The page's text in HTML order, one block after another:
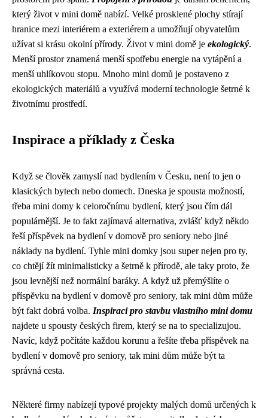
který život v mini domě nabízí. Velké prosklené plochy stírají
hranice mezi interiérem a exteriérem a umožňují obyvatelům
užívat si krásu okolní přírody. Život v mini domě je ekologický.
Menší prostor znamená menší spotřebu energie na vytápění a
menší uhlíkovou stopu. Mnoho mini domů je postaveno z
ekologických materiálů a využívá moderní technologie šetrné k
životnímu prostředí.
Inspirace a příklady z Česka
Když se člověk zamyslí nad bydlením v Česku, není to jen o
klasických bytech nebo domech. Dneska je spousta možností,
třeba mini domy k celoročnímu bydlení, který jsou čím dál
populárnější. Je to fakt zajímavá alternativa, zvlášť když někdo
řešípříspěvek na bydlení v domově pro seniory nebo jiné
náklady na bydlení. Tyhle mini domky jsou super nejen pro ty,
co chtějí žít minimalisticky a šetrně k přírodě, ale taky proto, že
jsou levnější než normální baráky. A když už přemýšlíte o
příspěvku na bydlení v domově pro seniory, tak mini dům může
být fakt dobrá volba. Inspiraci pro stavbu vlastního mini domu
najdete u spousty českých firem, který se na to specializujou.
Navíc, když počítáte každou korunu a řešíte třeba příspěvek na
bydlení v domově pro seniory, tak mini dům může být ta
správná cesta.
Některé firmy nabízejí typové projekty malých domů určených k